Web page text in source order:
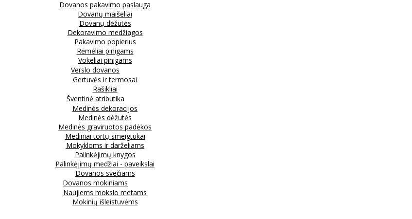
Dovanos pakavimo paslauga
Dovanų maišeliai
Dovanų dėžutės
Dekoravimo medžiagos
Pakavimo popierius
Rėmeliai pinigams
Vokeliai pinigams
Verslo dovanos
Gertuvės ir termosai
Rašikliai
Šventinė atributika
Medinės dekoracijos
Medinės dėžutės
Medinės graviruotos padėkos
Mediniai tortų smeigtukai
Mokykloms ir darželiams
Palinkėjimų knygos
Palinkėjimų medžiai - paveikslai
Dovanos svečiams
Dovanos mokiniams
Naujiems mokslo metams
Mokinių išleistuvėms